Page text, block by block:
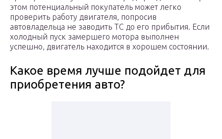
этом потенциальный покупатель может легко
проверить работу двигателя, попросив
автовладельца не заводить ТС до его прибытия. Если
холодный пуск замершего мотора выполнен
успешно, двигатель находится в хорошем состоянии.
Какое время лучше подойдет для
приобретения авто?